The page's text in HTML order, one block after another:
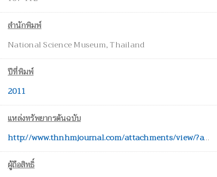
สำนักพิมพ์
National Science Museum, Thailand
ปีที่พิมพ์
2011
แหล่งทรัพยากรต้นฉบับ
http://www.thnhmjournal.com/attachments/view/?attach_id=34755
ผู้ถือสิทธิ์